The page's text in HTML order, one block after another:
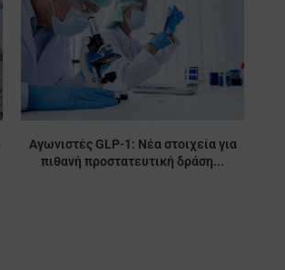
Αγωνιστές GLP-1: Νέα στοιχεία για
πιθανή προστατευτική δράση...